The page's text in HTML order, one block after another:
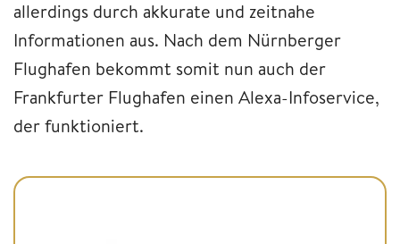
allerdings durch akkurate und zeitnahe
Informationen aus. Nach dem Nürnberger
Flughafen bekommt somit nun auch der
Frankfurter Flughafen einen Alexa-Infoservice,
der funktioniert.